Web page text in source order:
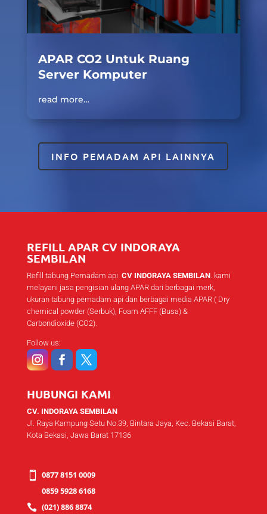
APAR CO2 Untuk Ruang
Server Komputer
read more…
INFO PEMADAM API LAINNYA
REFILL APAR CV INDORAYA
SEMBILAN
Refill tabung Pemadam api CV INDORAYA SEMBILAN. kami
melayani jasa pengisian ulang APAR dari berbagai merk,
ukuran tabung pemadam api dan berbagai media APAR ( Dry
chemical powder (Serbuk), Foam AFFF (Busa) &
Carbondioxide (CO2).
Follow us:
HUBUNGI KAMI
CV. INDORAYA SEMBILAN
Jl. Raya Kampung Setu No.39, Bintara Jaya, Kec. Bekasi Barat,
Kota Bekasi, Jawa Barat 17136

0877 8151 0009
0859 5928 6168
 (021) 886 8874